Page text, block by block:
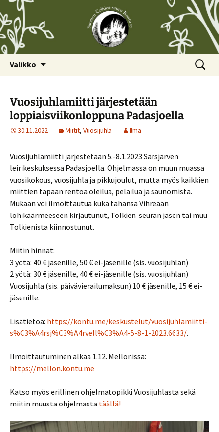
Valikko Haku:
Vuosijuhlamiitti järjestetään
loppiaisviikonloppuna Padasjoella
30.11.2022 Miitit, Vuosijuhla Ilma
Vuosijuhlamiitti järjestetään 5.-8.1.2023 Särsjärven
leirikeskuksessa Padasjoella. Ohjelmassa on muun muassa
vuosikokous, vuosijuhla ja pikkujoulut, mutta myös kaikkien
miittien tapaan rentoa oleilua, pelailua ja saunomista.
Mukaan voi ilmoittautua kuka tahansa Vihreään
lohikäärmeeseen kirjautunut, Tolkien-seuran jäsen tai muu
Tolkienista kiinnostunut.
Miitin hinnat:
3 yötä: 40 € jäsenille, 50 € ei-jäsenille (sis. vuosijuhlan)
2 yötä: 30 € jäsenille, 40 € ei-jäsenille (sis. vuosijuhlan)
Vuosijuhla (sis. päivävierailumaksun) 10 € jäsenille, 15 € ei-
jäsenille.
Lisätietoa: https://kontu.me/keskustelut/vuosijuhlamiitti-
s%C3%A4rsj%C3%A4rvell%C3%A4-5-8-1-2023.6633/.
Ilmoittautuminen alkaa 1.12. Mellonissa:
https://mellon.kontu.me
Katso myös erillinen ohjelmatopikki Vuosijuhlasta sekä
miitin muusta ohjelmasta täällä!